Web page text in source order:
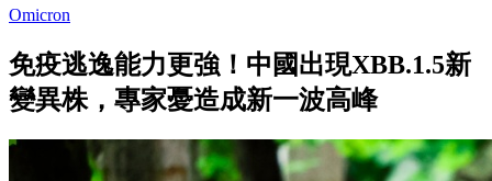
Omicron
免疫逃逸能力更強！中國出現XBB.1.5新
變異株，專家憂造成新一波高峰